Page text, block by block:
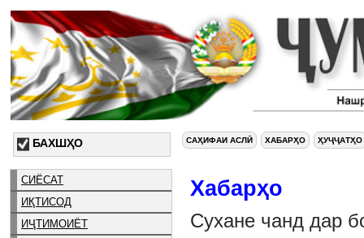
БАХШҲО
СИЁСАТ
ИҚТИСОД
ИҶТИМОИЁТ
САҲИФАИ АСЛӢ ХАБАРҲО ҲУҶҶАТҲО
Хабарҳо
Сухане чанд дар